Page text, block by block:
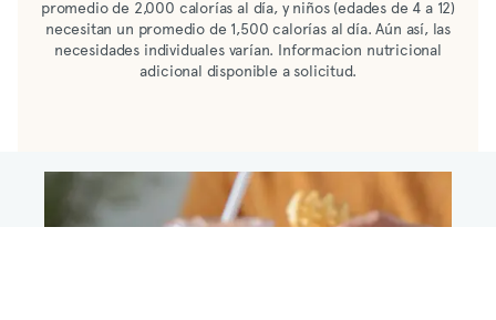
espresso.
promedio de 2,000 calorías al día, y niños (edades de 4 a 12)
necesitan un promedio de 1,500 calorías al día. Aún así, las
necesidades individuales varían. Informacion nutricional
adicional disponible a solicitud.